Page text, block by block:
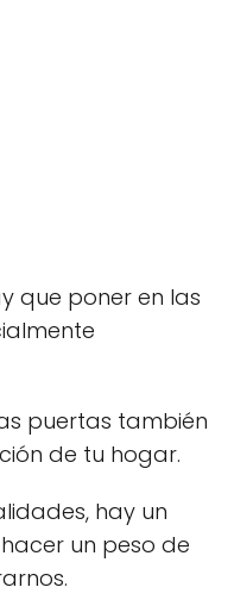
que poner en las
puertas también
de tu hogar.
hay un
un peso de